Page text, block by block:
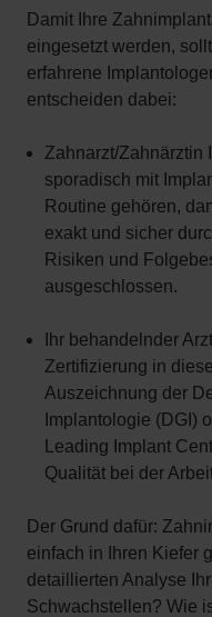
Damit Ihre
eingesetzt werden,
erfahrene
entscheiden dabei:
Zahnarzt/Zahnärztin
sporadisch mit
Routine gehören,
exakt und sicher
Risiken und
ausgeschlossen.
Ihr behandelnder
Zertifizierung in
Auszeichnung der
Implantologie (DGI)
Leading Implant
Qualität bei der
Der Grund dafür:
einfach in Ihren Kiefer
detaillierten Analyse
Schwachstellen? Wie